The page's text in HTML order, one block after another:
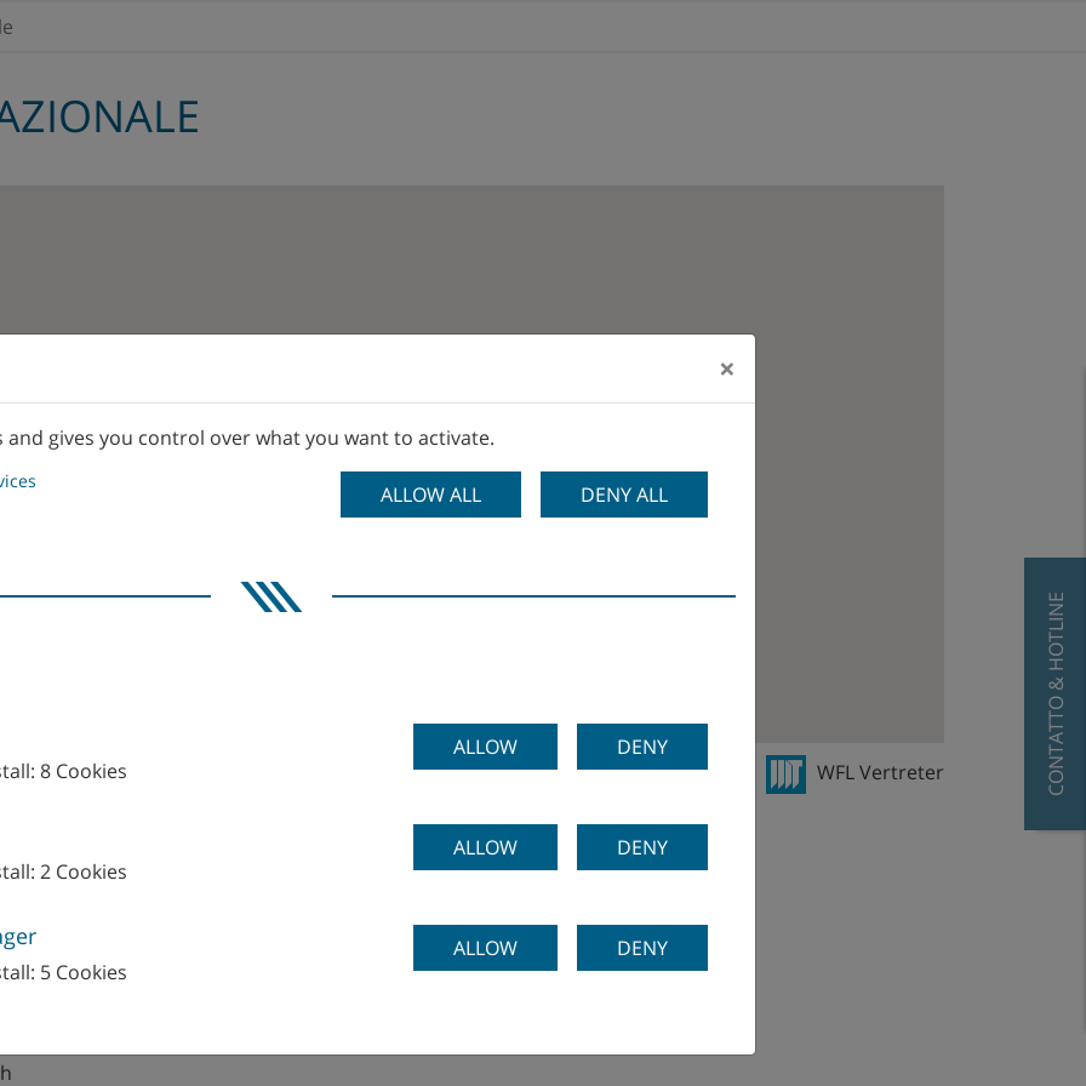
CONTATTO & HOTLINE
WFL Vertriebsniederlassung WFL Vertreter
UK Ltd.
×
and gives you control over what you want to activate.
ALLOW ALL DENY ALL
8 Cookies
ALLOW DENY
2 Cookies
ALLOW DENY
5 Cookies
ALLOW DENY